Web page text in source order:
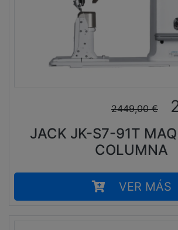
2449,00 €
JACK JK-S7-91T
COLUMNA
VER MÁS